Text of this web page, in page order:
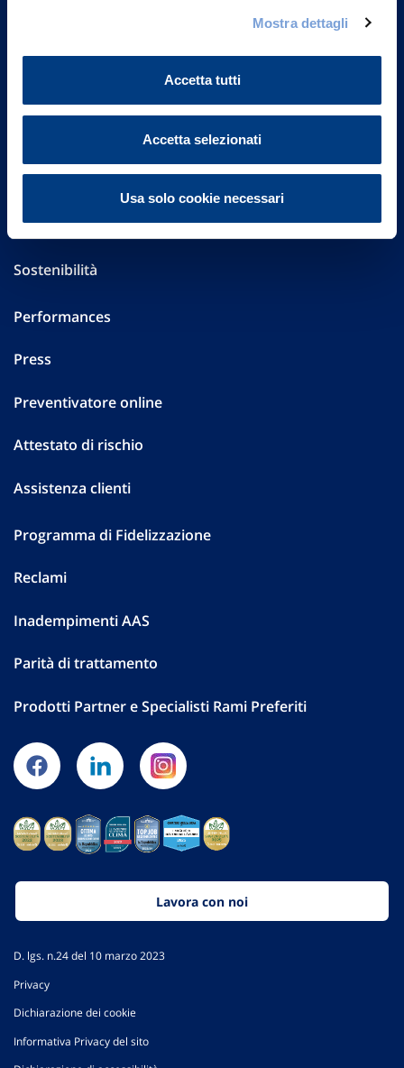
Mostra dettagli
Accetta tutti
Accetta selezionati
Usa solo cookie necessari
Part. IVA 01329510158
FAQ
Altre informazioni
Sostenibilità
Performances
Press
Preventivatore online
Attestato di rischio
Assistenza clienti
Programma di Fidelizzazione
Reclami
Inadempimenti AAS
Parità di trattamento
Prodotti Partner e Specialisti Rami Preferiti
Lavora con noi
D. lgs. n.24 del 10 marzo 2023
Privacy
Dichiarazione dei cookie
Informativa Privacy del sito